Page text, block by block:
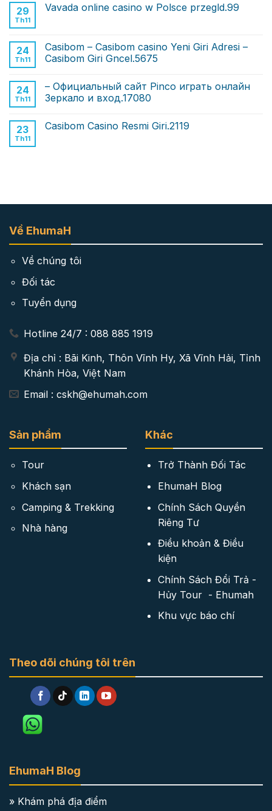
29
Th11
Vavada online casino w Polsce przegld.99
24
Th11
Casibom – Casibom casino Yeni Giri Adresi –
Casibom Giri Gncel.5675
24
Th11
– Официальный сайт Pinco играть онлайн
Зеркало и вход.17080
23
Th11
Casibom Casino Resmi Giri.2119
Về EhumaH
Về chúng tôi
Đối tác
Tuyển dụng
Hotline 24/7 : 088 885 1919
Địa chỉ : Bãi Kinh, Thôn Vĩnh Hy, Xã Vĩnh Hải, Tỉnh
Khánh Hòa, Việt Nam
Email : cskh@ehumah.com
Sản phẩm
Tour
Khách sạn
Camping & Trekking
Nhà hàng
Khác
Trở Thành Đối Tác
EhumaH Blog
Chính Sách Quyền
Riêng Tư
Điều khoản & Điều
kiện
Chính Sách Đổi Trả -
Hủy Tour - Ehumah
Khu vực báo chí
Theo dõi chúng tôi trên
EhumaH Blog
» Khám phá địa điểm